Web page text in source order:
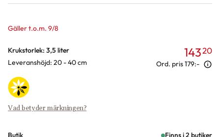
Gäller t.o.m. 9/8
Varianter
Krukstorlek: 3,5 liter
Leveranshöjd: 20 - 40 cm
Vad betyder märkningen?
14320
Ord. pris179:-
Butik Finns i 2 butiker